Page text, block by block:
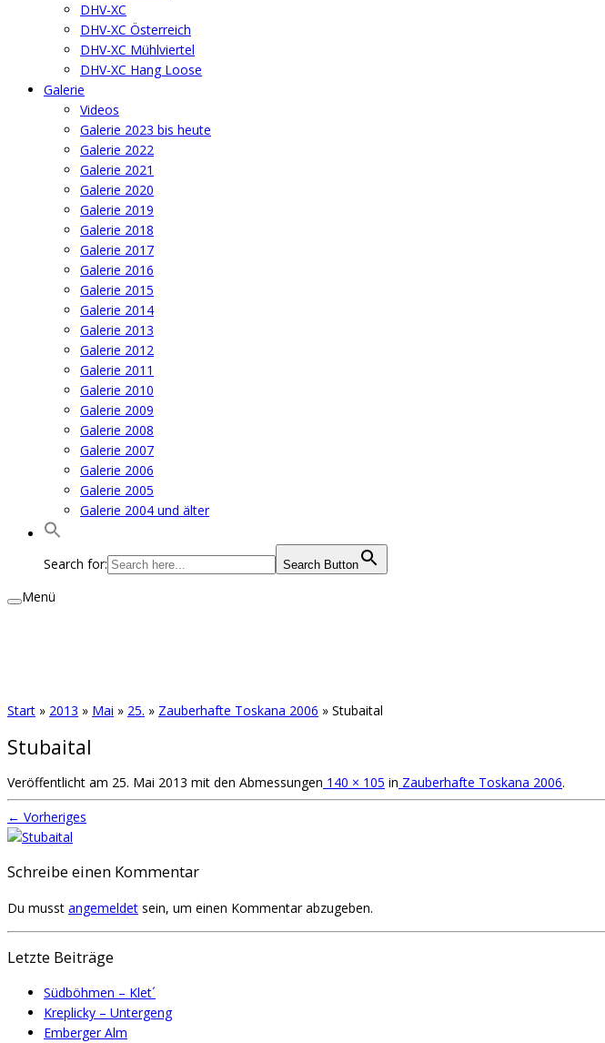
DHV-XC
DHV-XC Österreich
DHV-XC Mühlviertel
DHV-XC Hang Loose
Galerie
Videos
Galerie 2023 bis heute
Galerie 2022
Galerie 2021
Galerie 2020
Galerie 2019
Galerie 2018
Galerie 2017
Galerie 2016
Galerie 2015
Galerie 2014
Galerie 2013
Galerie 2012
Galerie 2011
Galerie 2010
Galerie 2009
Galerie 2008
Galerie 2007
Galerie 2006
Galerie 2005
Galerie 2004 und älter
Search for: Search Button
Menü
Start » 2013 » Mai » 25. » Zauberhafte Toskana 2006 » Stubaital
Stubaital
Veröffentlicht am 25. Mai 2013 mit den Abmessungen 140 × 105 in Zauberhafte Toskana 2006.
← Vorheriges
Schreibe einen Kommentar
Du musst angemeldet sein, um einen Kommentar abzugeben.
Letzte Beiträge
Südböhmen – Klet´
Kreplicky – Untergeng
Emberger Alm